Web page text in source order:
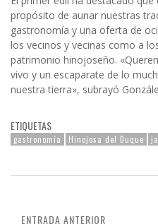
propósito de aunar nuestras
gastronomía y una oferta de
los vecinos y vecinas como a
patrimonio hinojoseño.
vivo y un escaparate de lo
nuestra tierra», subrayó
ETIQUETAS
gastronomía Hinojosa del Duque
ENTRADA ANTERIOR